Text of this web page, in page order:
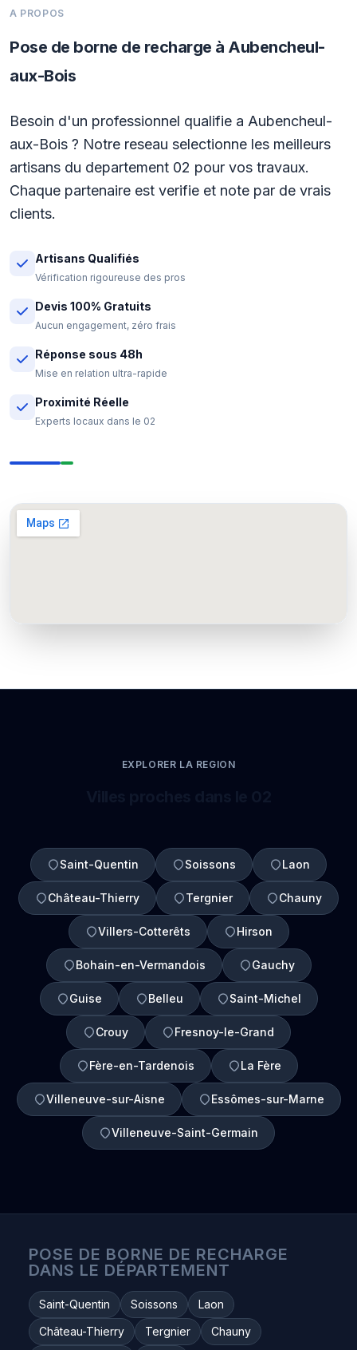
A PROPOS
Pose de borne de recharge à Aubencheul-
aux-Bois
Besoin d'un professionnel qualifie a Aubencheul-
aux-Bois ? Notre reseau selectionne les meilleurs
artisans du departement 02 pour vos travaux.
Chaque partenaire est verifie et note par de vrais
clients.
Artisans Qualifiés
Vérification rigoureuse des pros
Devis 100% Gratuits
Aucun engagement, zéro frais
Réponse sous 48h
Mise en relation ultra-rapide
Proximité Réelle
Experts locaux dans le 02
EXPLORER LA REGION
Saint-Quentin Soissons Laon
Château-Thierry Tergnier Chauny
Villers-Cotterêts Hirson
Bohain-en-Vermandois Gauchy
Guise Belleu Saint-Michel
Crouy Fresnoy-le-Grand
Fère-en-Tardenois La Fère
Villeneuve-sur-Aisne Essômes-sur-Marne
Villeneuve-Saint-Germain
POSE DE BORNE DE RECHARGE
DANS LE DÉPARTEMENT
Saint-Quentin Soissons
Laon
Château-Thierry
Tergnier
Chauny